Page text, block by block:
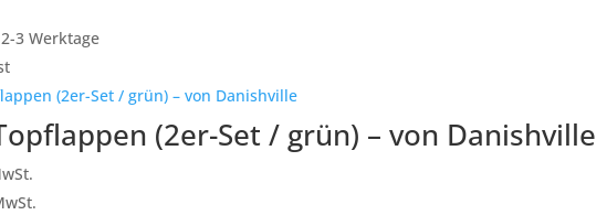
3 Werktage
(2er-Set / grün) – von Danishville